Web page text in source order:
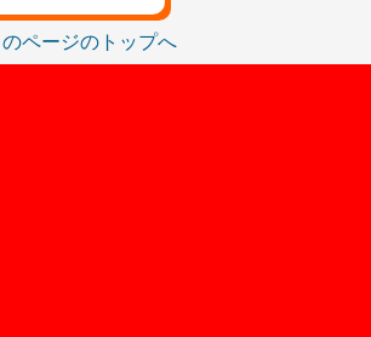
ページのトップへ